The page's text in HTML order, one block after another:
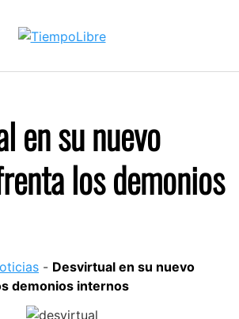
en su nuevo
los demonios
- Desvirtual en su nuevo
demonios internos